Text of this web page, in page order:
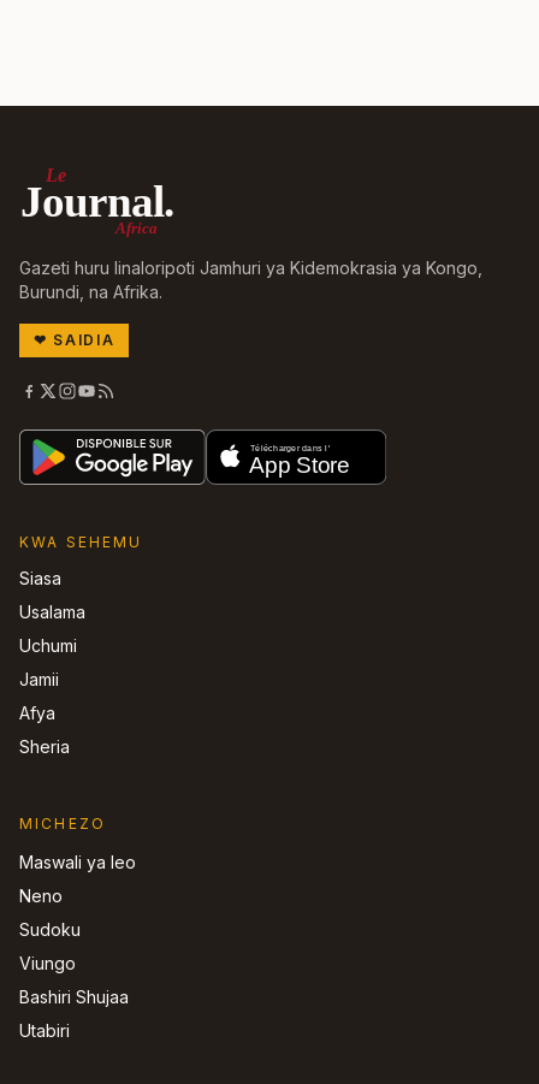
Le
Journal.
Africa
Gazeti huru linaloripoti Jamhuri ya Kidemokrasia ya Kongo,
Burundi, na Afrika.
❤ SAIDIA
KWA SEHEMU
Siasa
Usalama
Uchumi
Jamii
Afya
Sheria
MICHEZO
Maswali ya leo
Neno
Sudoku
Viungo
Bashiri Shujaa
Utabiri